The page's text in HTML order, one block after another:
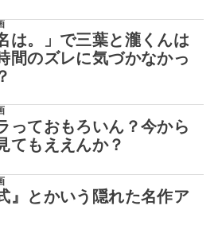
は。」で三葉と瀧くんは
間のズレに気づかなかっ
っておもろいん？今から
てもええんか？
』とかいう隠れた名作ア